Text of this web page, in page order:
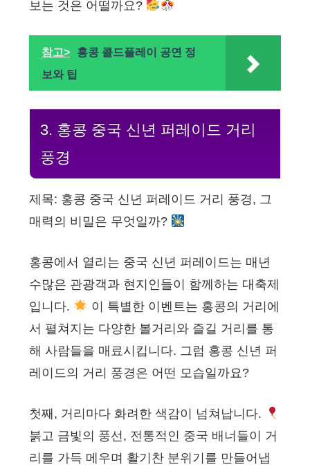
보는 것은 어떨까요?
참고>
홍콩 콜드플레이 공연 정
보와 팁
3. 홍콩 중국 신년 퍼레이드 거리
풍경
제목: 홍콩 중국 신년 퍼레이드 거리 풍경, 그
매력의 비밀은 무엇일까?
홍콩에서 열리는 중국 신년 퍼레이드는 매년
수많은 관광객과 현지인들이 함께하는 대축제
입니다.
이 특별한 이벤트는 홍콩의 거리에
서 펼쳐지는 다양한 볼거리와 즐길 거리를 통
해 사람들을 매료시킵니다. 그럼 홍콩 신년 퍼
레이드의 거리 풍경은 어떤 모습일까요?
첫째, 거리마다 화려한 색감이 넘쳐납니다.
붉고 금빛의 풍선, 전통적인 중국 배너들이 거
리를 가득 메우며 활기찬 분위기를 만들어냅